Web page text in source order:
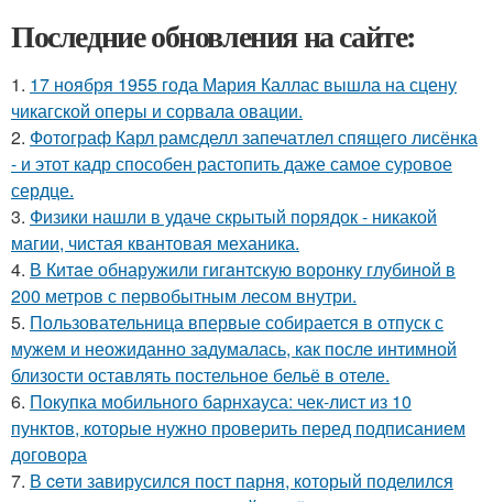
Последние обновления на сайте:
1. 17 ноября 1955 года Мария Каллас вышла на сцену
чикагской оперы и сорвала овации.
2. Фотограф Карл рамсделл запечатлел спящего лисёнка
- и этот кадр способен растопить даже самое суровое
сердце.
3. Физики нашли в удаче скрытый порядок - никакой
магии, чистая квантовая механика.
4. В Китaе обнаружили гигaнтскую воронку глубиной в
200 метров с первобытным лесом внутри.
5. Пользовательница впервые собирается в отпуск с
мужем и неожиданно задумалась, как после интимной
близости оставлять постельное бельё в отеле.
6. Покупка мобильного барнхауса: чек-лист из 10
пунктов, которые нужно проверить перед подписанием
договора
7. В ceти завирусился пост парня, который поделился